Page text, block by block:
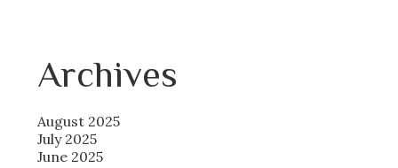
Archives
August 2025
July 2025
June 2025